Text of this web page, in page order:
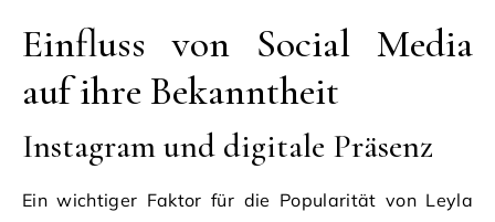
Einfluss von Social Media
auf ihre Bekanntheit
Instagram und digitale Präsenz
Ein wichtiger Faktor für die Popularität von Leyla